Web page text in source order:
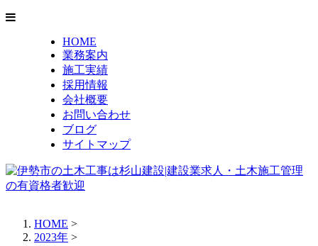
HOME
業務案内
施工実績
採用情報
会社概要
お問い合わせ
ブログ
サイトマップ
HOME >
2023年 >